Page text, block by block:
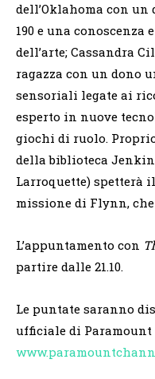
dell’Oklahoma con
190 e una
dell’arte; Cassandra
ragazza con un dono
sensoriali legate ai
esperto in nuove
giochi di ruolo.
della biblioteca
Larroquette) spetterà
missione di Flynn,
L’appuntamento con
partire dalle 21.10.
Le puntate saranno
ufficiale di Paramount